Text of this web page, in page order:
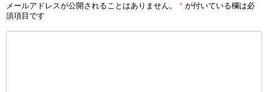
メールアドレスが公開されることはありません。 * が付いている欄は必
須項目です